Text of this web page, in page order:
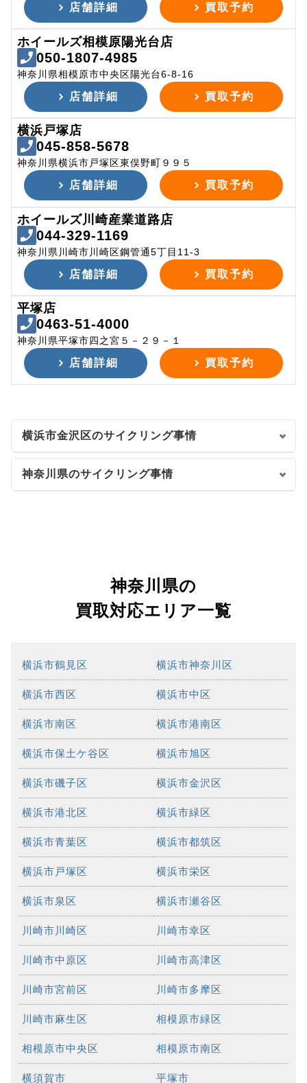
店舗詳細 買取予約
ホイールズ相模原陽光台店
050-1807-4985
神奈川県相模原市中央区陽光台6-8-16
店舗詳細 買取予約
横浜戸塚店
045-858-5678
神奈川県横浜市戸塚区東俣野町９９５
店舗詳細 買取予約
ホイールズ川崎産業道路店
044-329-1169
神奈川県川崎市川崎区鋼管通5丁目11-3
店舗詳細 買取予約
平塚店
0463-51-4000
神奈川県平塚市四之宮５－２９－１
店舗詳細 買取予約
横浜市金沢区のサイクリング事情
神奈川県のサイクリング事情
神奈川県の
買取対応エリア一覧
横浜市鶴見区 横浜市神奈川区
横浜市西区 横浜市中区
横浜市南区 横浜市港南区
横浜市保土ケ谷区 横浜市旭区
横浜市磯子区 横浜市金沢区
横浜市港北区 横浜市緑区
横浜市青葉区 横浜市都筑区
横浜市戸塚区 横浜市栄区
横浜市泉区 横浜市瀬谷区
川崎市川崎区 川崎市幸区
川崎市中原区 川崎市高津区
川崎市宮前区 川崎市多摩区
川崎市麻生区 相模原市緑区
相模原市中央区 相模原市南区
横須賀市 平塚市